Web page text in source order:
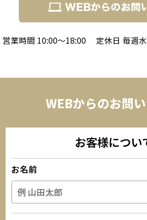
営業時間 10:00～18:00 定休日 毎週
WEBからのお問
お客様につい
お名前